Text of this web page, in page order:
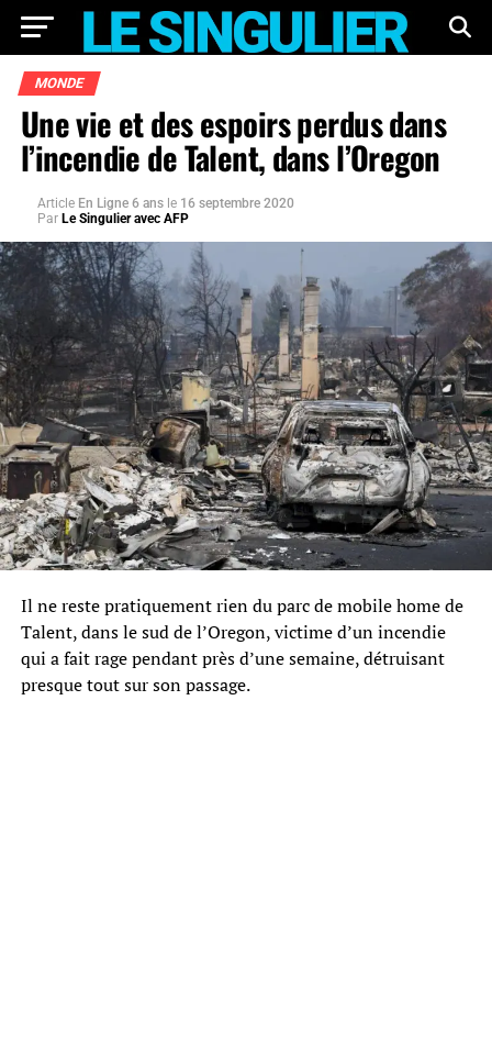
MONDE
Une vie et des espoirs perdus dans
l’incendie de Talent, dans l’Oregon
Article En Ligne 6 ans le 16 septembre 2020
Par Le Singulier avec AFP
Il ne reste pratiquement rien du parc de mobile home de
Talent, dans le sud de l’Oregon, victime d’un incendie
qui a fait rage pendant près d’une semaine, détruisant
presque tout sur son passage.